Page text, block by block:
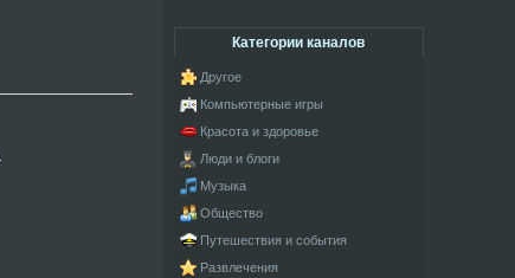
Категории каналов
Другое
Компьютерные игры
Красота и здоровье
Люди и блоги
Музыка
Общество
Путешествия и события
Развлечения